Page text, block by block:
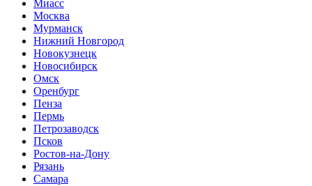
Миасс
Москва
Мурманск
Нижний Новгород
Новокузнецк
Новосибирск
Омск
Оренбург
Пенза
Пермь
Петрозаводск
Псков
Ростов-на-Дону
Рязань
Самара